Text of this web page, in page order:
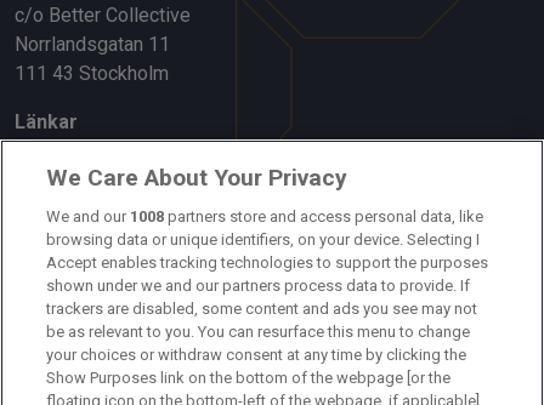
c/o Better Collective
Norrlandsgatan 11
111 43 Stockholm
Länkar
Om oss
Kontakta oss
Kundtjänst
Sponsor: Rekatochklart
Annonsera på Fotbolldirekt
We Care About Your Privacy
We and our 1008 partners store and access personal data, like
browsing data or unique identifiers, on your device. Selecting I
Accept enables tracking technologies to support the purposes
shown under we and our partners process data to provide. If
trackers are disabled, some content and ads you see may not
be as relevant to you. You can resurface this menu to change
your choices or withdraw consent at any time by clicking the
Show Purposes link on the bottom of the webpage [or the
floating icon on the bottom-left of the webpage, if applicable].